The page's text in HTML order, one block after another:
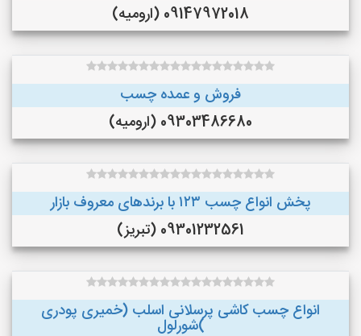
09147972018 (ارومیه)
فروش و عمده چسب
09303486680 (ارومیه)
پخش انواع چسب ۱۲۳ با برندهای معروف بازار
09301232561 (تبریز)
انواع چسب کاشی پرسلانی اسلب (خمیری پودری
)شورلول